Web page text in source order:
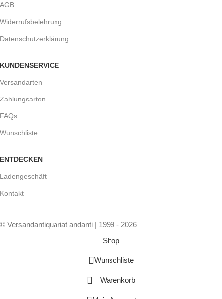
AGB
Widerrufsbelehrung
Datenschutzerklärung
KUNDENSERVICE
Versandarten
Zahlungsarten
FAQs
Wunschliste
ENTDECKEN
Ladengeschäft
Kontakt
© Versandantiquariat andanti | 1999 - 2026
Shop
Wunschliste
Warenkorb